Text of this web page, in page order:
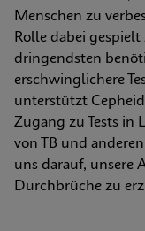
Menschen zu
Rolle dabei
dringendsten
erschwinglichere
unterstützt
Zugang zu Tests in
von TB und
uns darauf, unsere
Durchbrüche zu